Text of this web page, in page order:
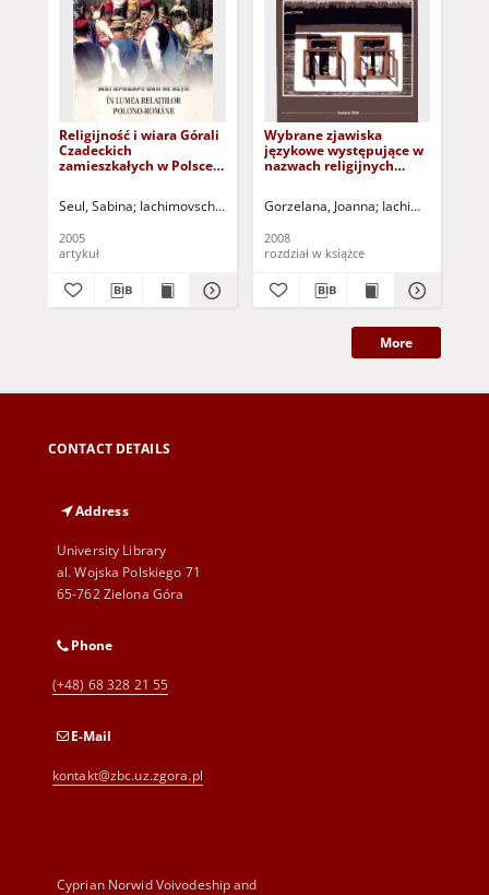
Religijność i wiara Górali
Czadeckich
zamieszkałych w Polsce
Seul, Sabina Iachimovschi, Stanislava - red. Wieruszewska, Elżbieta -
2005
artykuł
Wybrane zjawiska
językowe występujące w
nazwach religijnych
Gorzelana, Joanna Iachimovschi,
2008
rozdział w książce
More
CONTACT DETAILS
Address
University Library
al. Wojska Polskiego 71
65-762 Zielona Góra
Phone
(+48) 68 328 21 55
E-Mail
kontakt@zbc.uz.zgora.pl
Cyprian Norwid Voivodeship and